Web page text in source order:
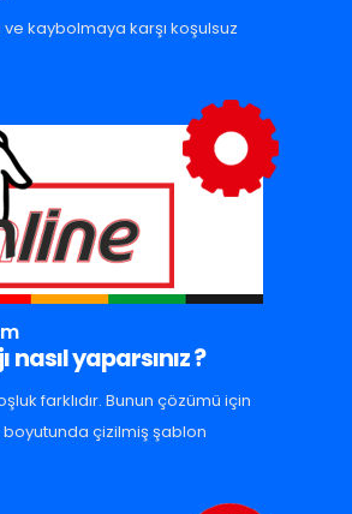
ve kaybolmaya karşı koşulsuz
nasıl yaparsınız ?
farklıdır. Bunun çözümü için
çizilmiş şablon